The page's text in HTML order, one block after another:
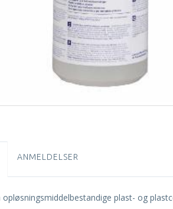
ANMELDELSER
opløsningsmiddelbestandige plast- og